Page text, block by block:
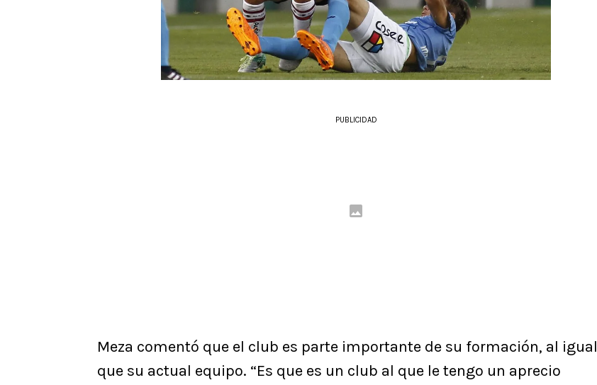
PUBLICIDAD
Meza comentó que el club es parte importante de su formación, al igual
que su actual equipo. “Es que es un club al que le tengo un aprecio